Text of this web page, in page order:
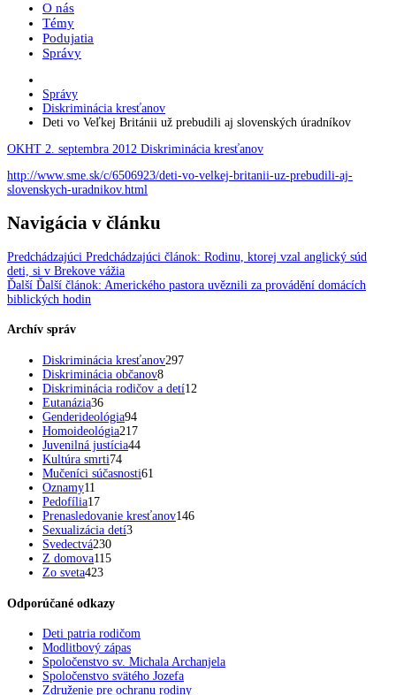
O nás
Témy
Podujatia
Správy
Správy
Diskriminácia kresťanov
Deti vo Veľkej Británii už prebudili aj slovenských úradníkov
OKHT 2. septembra 2012 Diskriminácia kresťanov
http://www.sme.sk/c/6506923/deti-vo-velkej-britanii-uz-prebudili-aj-
slovenskych-uradnikov.html
Navigácia v článku
Predchádzajúci Predchádzajúci článok: Rodinu, ktorej vzal anglický súd
deti, si v Brekove vážia
Ďalší Ďalší článok: Amerického pastora uvěznili za provádění domácích
biblických hodin
Archív správ
Diskriminácia kresťanov297
Diskriminácia občanov8
Diskriminácia rodičov a detí12
Eutanázia36
Genderideológia94
Homoideológia217
Juvenilná justícia44
Kultúra smrti74
Mučeníci súčasnosti61
Oznamy11
Pedofília17
Prenasledovanie kresťanov146
Sexualizácia detí3
Svedectvá230
Z domova115
Zo sveta423
Odporúčané odkazy
Deti patria rodičom
Modlitbový zápas
Spoločenstvo sv. Michala Archanjela
Spoločenstvo svätého Jozefa
Združenie pre ochranu rodiny